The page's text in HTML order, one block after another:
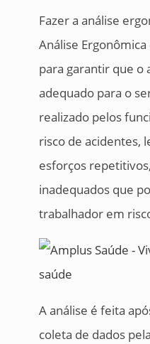
Fazer a análise
Análise
para garantir que o
adequado para o
realizado pelos
risco de acidentes,
esforços
inadequados que
trabalhador em
A análise é feita
coleta de dados